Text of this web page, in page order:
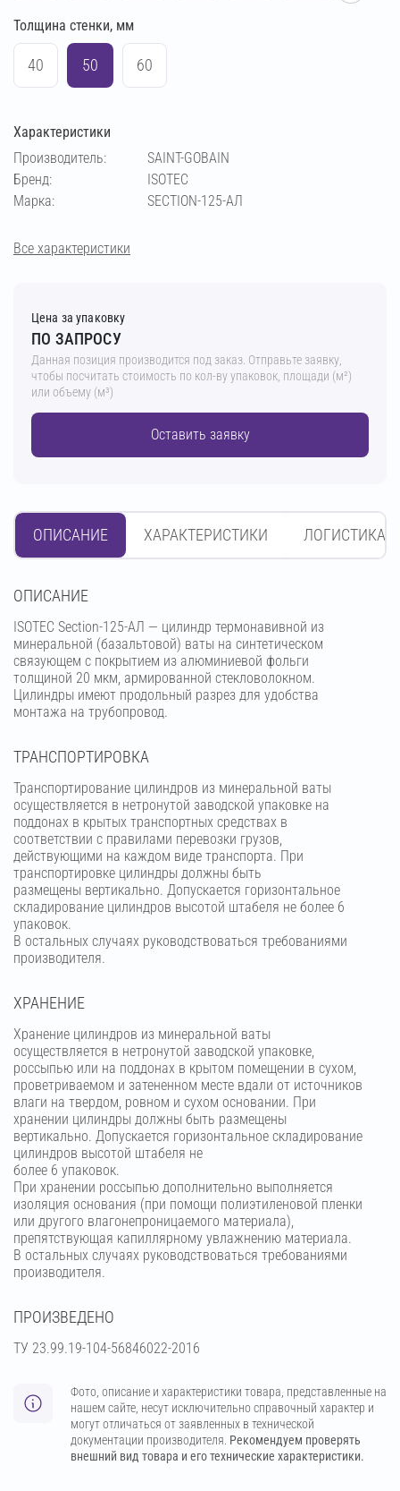
108 114
194 219 273
Толщина стенки, мм
40 50 60
Характеристики
Производитель:
SAINT-GOBAIN
Бренд:
ISOTEC
Марка:
SECTION-125-АЛ
Все характеристики
Цена за упаковку
ПО ЗАПРОСУ
Данная позиция производится под заказ. Отправьте заявку,
чтобы посчитать стоимость по кол-ву упаковок, площади (м²)
или объему (м³)
Оставить заявку
ОПИСАНИЕ ХАРАКТЕРИСТИКИ ЛОГИСТИКА
OПИСАНИЕ
ISOTEC Section-125-АЛ — цилиндр термонавивной из
минеральной (базальтовой) ваты на синтетическом
связующем с покрытием из алюминиевой фольги
толщиной 20 мкм, армированной стекловолокном.
Цилиндры имеют продольный разрез для удобства
монтажа на трубопровод.
ТРАНСПОРТИРОВКА
Транспортирование цилиндров из минеральной ваты
осуществляется в нетронутой заводской упаковке на
поддонах в крытых транспортных средствах в
соответствии с правилами перевозки грузов,
действующими на каждом виде транспорта. При
транспортировке цилиндры должны быть
размещены вертикально. Допускается горизонтальное
складирование цилиндров высотой штабеля не более 6
упаковок.
В остальных случаях руководствоваться требованиями
производителя.
ХРАНЕНИЕ
Хранение цилиндров из минеральной ваты
осуществляется в нетронутой заводской упаковке,
россыпью или на поддонах в крытом помещении в сухом,
проветриваемом и затененном месте вдали от источников
влаги на твердом, ровном и сухом основании. При
хранении цилиндры должны быть размещены
вертикально. Допускается горизонтальное складирование
цилиндров высотой штабеля не
более 6 упаковок.
При хранении россыпью дополнительно выполняется
изоляция основания (при помощи полиэтиленовой пленки
или другого влагонепроницаемого материала),
препятствующая капиллярному увлажнению материала.
В остальных случаях руководствоваться требованиями
производителя.
ПРОИЗВЕДЕНО
ТУ 23.99.19-104-56846022-2016
Фото, описание и характеристики товара, представленные на
нашем сайте, несут исключительно справочный характер и
могут отличаться от заявленных в технической
документации производителя. Рекомендуем проверять
внешний вид товара и его технические характеристики.